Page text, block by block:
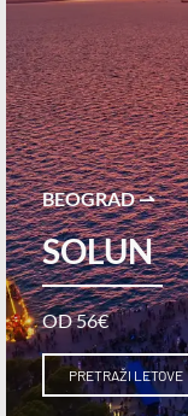
BEOGRAD ⇀
SOLUN
OD 56€
PRETRAŽI LETOVE